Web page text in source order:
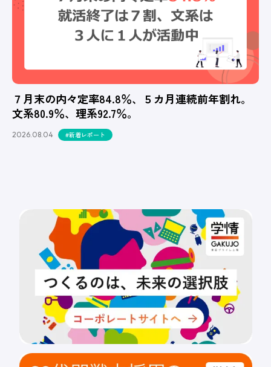
７月末の内々定率84.8％、５カ月連続前年割れ。
文系80.9％、理系92.7％。
2026.08.04 #新着レポート